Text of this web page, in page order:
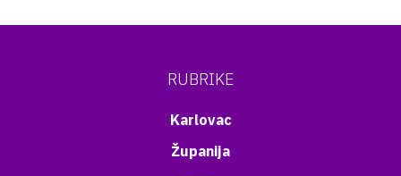
RUBRIKE
Karlovac
Županija